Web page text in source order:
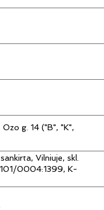
g. 14 ("B", "K",
Vilniuje, skl.
0004:1399, K-